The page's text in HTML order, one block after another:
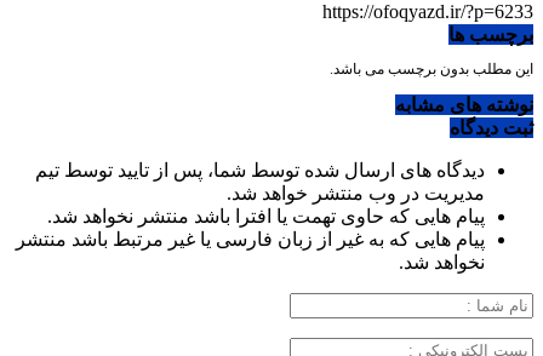
https://ofoqyazd.ir/?p=6233
برچسب ها
این مطلب بدون برچسب می باشد.
نوشته های مشابه
ثبت دیدگاه
دیدگاه های ارسال شده توسط شما، پس از تایید توسط تیم
مدیریت در وب منتشر خواهد شد.
پیام هایی که حاوی تهمت یا افترا باشد منتشر نخواهد شد.
پیام هایی که به غیر از زبان فارسی یا غیر مرتبط باشد منتشر
نخواهد شد.